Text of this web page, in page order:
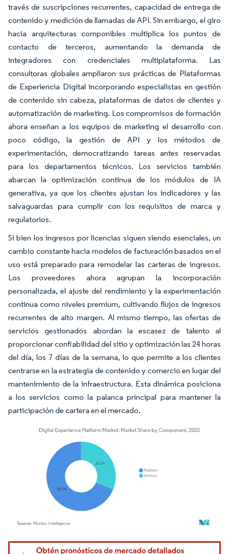
través de suscripciones recurrentes, capacidad de entrega de
contenido y medición de llamadas de API. Sin embargo, el giro
hacia arquitecturas componibles multiplica los puntos de
contacto de terceros, aumentando la demanda de
integradores con credenciales multiplataforma. Las
consultoras globales ampliaron sus prácticas de Plataformas
de Experiencia Digital incorporando especialistas en gestión
de contenido sin cabeza, plataformas de datos de clientes y
automatización de marketing. Los compromisos de formación
ahora enseñan a los equipos de marketing el desarrollo con
poco código, la gestión de API y los métodos de
experimentación, democratizando tareas antes reservadas
para los departamentos técnicos. Los servicios también
abarcan la optimización continua de los módulos de IA
generativa, ya que los clientes ajustan los indicadores y las
salvaguardas para cumplir con los requisitos de marca y
regulatorios.
Si bien los ingresos por licencias siguen siendo esenciales, un
cambio constante hacia modelos de facturación basados en el
uso está preparado para remodelar las carteras de ingresos.
Los proveedores ahora agrupan la incorporación
personalizada, el ajuste del rendimiento y la experimentación
continua como niveles premium, cultivando flujos de ingresos
recurrentes de alto margen. Al mismo tiempo, las ofertas de
servicios gestionados abordan la escasez de talento al
proporcionar confiabilidad del sitio y optimización las 24 horas
del día, los 7 días de la semana, lo que permite a los clientes
centrarse en la estrategia de contenido y comercio en lugar del
mantenimiento de la infraestructura. Esta dinámica posiciona
a los servicios como la palanca principal para mantener la
participación de cartera en el mercado.
Imagen © Mordor Intelligence. El uso requiere atribución según CC BY 4.0.